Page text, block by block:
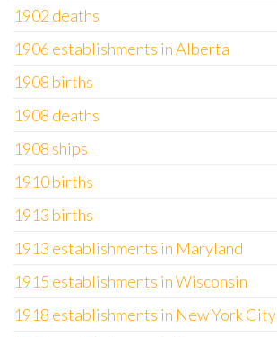
1902 deaths
1906 establishments in Alberta
1908 births
1908 deaths
1908 ships
1910 births
1913 births
1913 establishments in Maryland
1915 establishments in Wisconsin
1918 establishments in New York City